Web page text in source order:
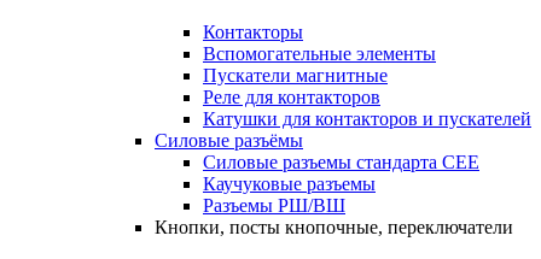
Контакторы
Вспомогательные элементы
Пускатели магнитные
Реле для контакторов
Катушки для контакторов и пускателей
Силовые разъёмы
Силовые разъемы стандарта СЕЕ
Каучуковые разъемы
Разъемы РШ/ВШ
Кнопки, посты кнопочные, переключатели